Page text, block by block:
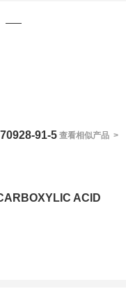
91-5 查看相似产品 >
ACID
;500Mg